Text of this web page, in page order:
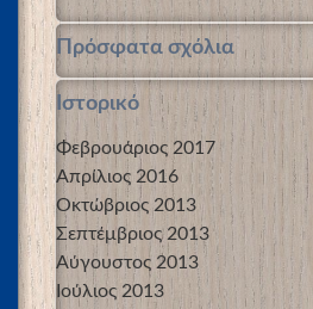
Πρόσφατα σχόλια
Ιστορικό
Φεβρουάριος 2017
Απρίλιος 2016
Οκτώβριος 2013
Σεπτέμβριος 2013
Αύγουστος 2013
Ιούλιος 2013